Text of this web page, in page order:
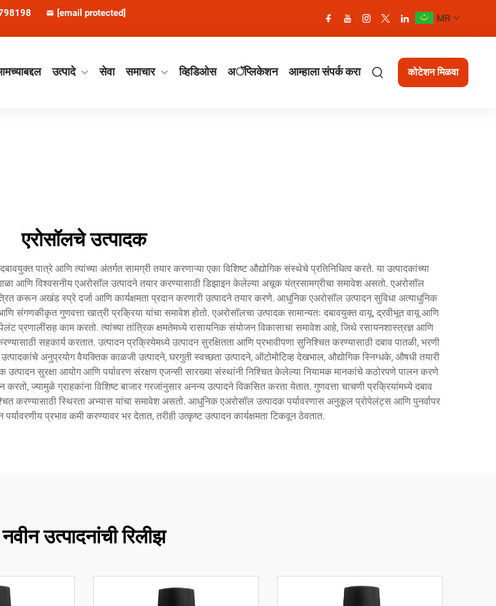
[email protected] MR
उत्पादे सेवा समाचार व्हिडिओस अॅप्लिकेशन आम्हाला संपर्क करा कोटेशन मिळवा
एरोसॉलचे उत्पादक
पात्रे आणि त्यांच्या अंतर्गत सामग्री तयार करणाऱ्या एका विशिष्ट औद्योगिक संस्थेचे प्रतिनिधित्व करते. या उत्पादकांच्या
आणि विश्वसनीय एअरोसॉल उत्पादने तयार करण्यासाठी डिझाइन केलेल्या अचूक यंत्रसामग्रीचा समावेश असतो. एअरोसॉल
करून अखंड स्प्रे दर्जा आणि कार्यक्षमता प्रदान करणारी उत्पादने तयार करणे. आधुनिक एअरोसॉल उत्पादन सुविधा अत्याधुनिक
संगणकीकृत गुणवत्ता खात्री प्रक्रिया यांचा समावेश होतो. एअरोसॉलचा उत्पादक सामान्यतः दबावयुक्त वायू, द्रवीभूत वायू आणि
प्रणालींसह काम करतो. त्यांच्या तांत्रिक क्षमतेमध्ये रासायनिक संयोजन विकासाचा समावेश आहे, जिथे रसायनशास्त्रज्ञ आणि
सहकार्य करतात. उत्पादन प्रक्रियेमध्ये उत्पादन सुरक्षितता आणि प्रभावीपणा सुनिश्चित करण्यासाठी दबाव पातळी, भरणी
अनुप्रयोग वैयक्तिक काळजी उत्पादने, घरगुती स्वच्छता उत्पादने, ऑटोमोटिव्ह देखभाल, औद्योगिक स्निग्धके, औषधी तयारी
सुरक्षा आयोग आणि पर्यावरण संरक्षण एजन्सी सारख्या संस्थांनी निश्चित केलेल्या नियामक मानकांचे कठोरपणे पालन करणे
ज्यामुळे ग्राहकांना विशिष्ट बाजार गरजांनुसार अनन्य उत्पादने विकसित करता येतात. गुणवत्ता चाचणी प्रक्रियांमध्ये दबाव
करण्यासाठी स्थिरता अभ्यास यांचा समावेश असतो. आधुनिक एअरोसॉल उत्पादक पर्यावरणास अनुकूल प्रोपेलंट्स आणि पुनर्वापर
प्रभाव कमी करण्यावर भर देतात, तरीही उत्कृष्ट उत्पादन कार्यक्षमता टिकवून ठेवतात.
नवीन उत्पादनांची रिलीझ